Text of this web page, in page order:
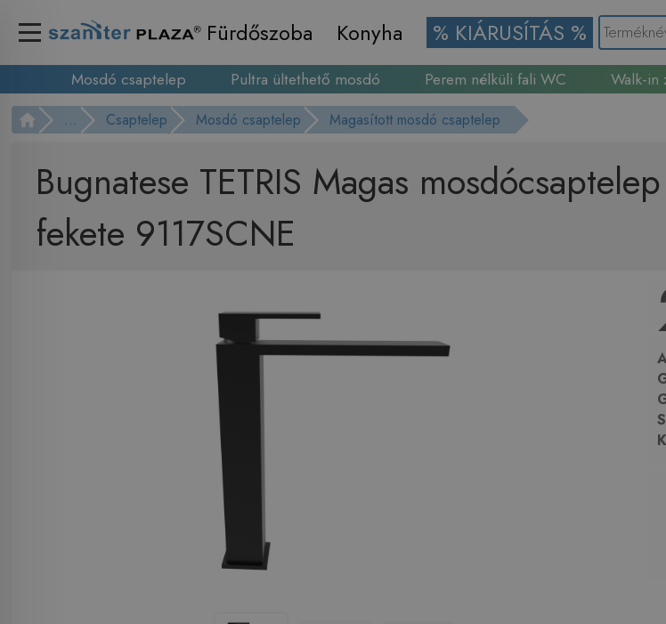
Fürdőszoba Konyha % KIÁRUSÍTÁS %
Mosdó csaptelep Pultra ültethető mosdó Perem nélküli fali WC Walk-in
... Csaptelep Mosdó csaptelep Magasított mosdó csaptelep
Bugnatese TETRIS Magas
fekete 9117SCNE